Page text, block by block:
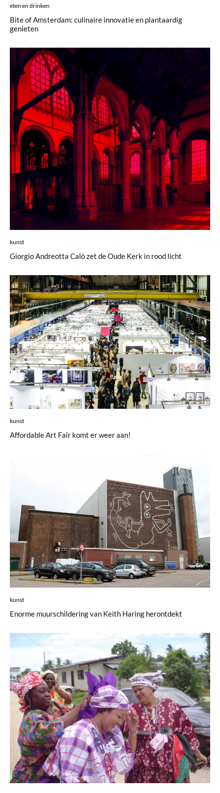
eten en drinken
Bite of Amsterdam: culinaire innovatie en plantaardig
genieten
kunst
Giorgio Andreotta Calò zet de Oude Kerk in rood licht
kunst
Affordable Art Fair komt er weer aan!
kunst
Enorme muurschildering van Keith Haring herontdekt